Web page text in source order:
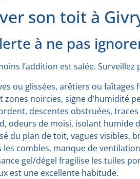
son toit à
à ne pas
l’addition est salée.
ou glissées, arêtiers ou faîtages
zones noircies, signe d’humidité
descentes obstruées, traces
odeurs de moisi, isolant humide
du plan de toit, vagues visibles,
combles, manque de
gel/dégel fragilise les tuiles
est une excellente habitude.